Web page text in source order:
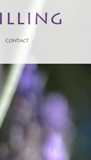
Contact